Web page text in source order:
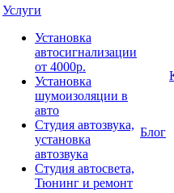
Услуги
Установка
автосигнализации
от 4000р.
Установка
шумоизоляции в
авто
Студия автозвука,
установка
автозвука
Студия автосвета,
Тюнинг и ремонт
Блог